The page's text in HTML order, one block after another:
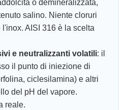
o demineralizzata,
salino. Niente cloruri
l'inox. AISI 316 è la scelta
e neutralizzanti volatili: il
il punto di iniezione di
ciclesilamina) e altri
del pH del vapore.
reale.